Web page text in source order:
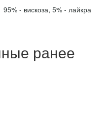
95% - вискоза, 5% - лайкра
ранее